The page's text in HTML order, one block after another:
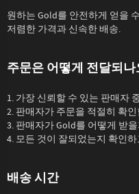
원하는 Gold를 안전하게 얻을
저렴한 가격과 신속한 배송.
주문은 어떻게 전달되나
1. 가장 신뢰할 수 있는 판매자
2. 판매자가 주문을 적절히 확
3. 판매자가 Gold를 어떻게 받
4. 모든 것이 잘되었는지 확인
배송 시간